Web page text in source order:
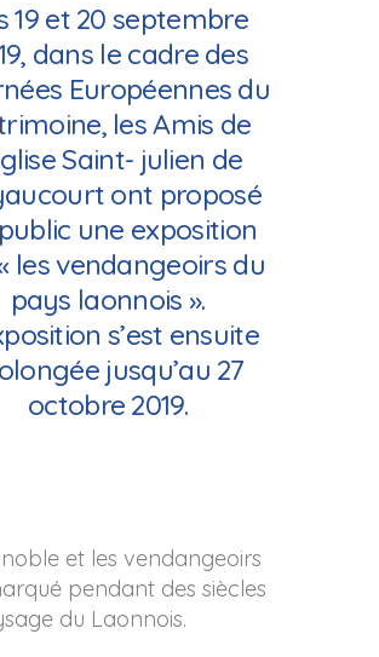
19 et 20 septembre
dans le cadre des
Européennes du
les Amis de
Saint- julien de
ont proposé
une exposition
les vendangeoirs du
pays laonnois ».
s’est ensuite
jusqu’au 27
octobre 2019.
et les vendangeoirs
pendant des siècles
du Laonnois.